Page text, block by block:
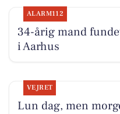
ALARM112
34-årig mand
i Aarhus
VEJRET
Lun dag, men